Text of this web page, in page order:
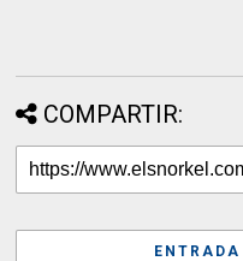
COMPARTIR: